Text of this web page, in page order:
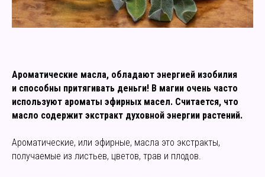
Ароматические масла, обладают энергией изобилия
и способны притягивать деньги! В магии очень часто
используют ароматы эфирных масел. Считается, что
масло содержит экстракт духовной энергии растений.
Ароматические, или эфирные, масла это экстракты,
получаемые из листьев, цветов, трав и плодов.